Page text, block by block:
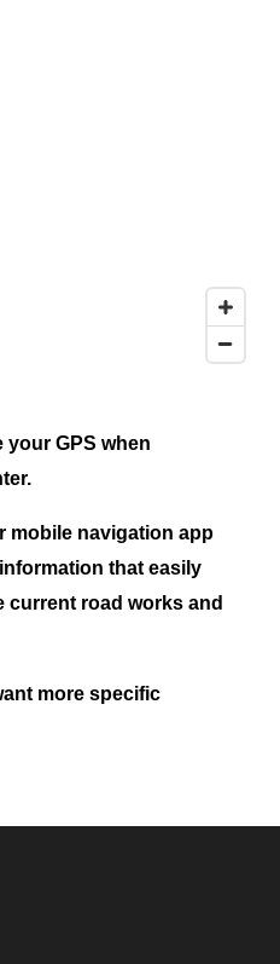
your GPS when
mobile navigation app
that easily
current road works and
more specific